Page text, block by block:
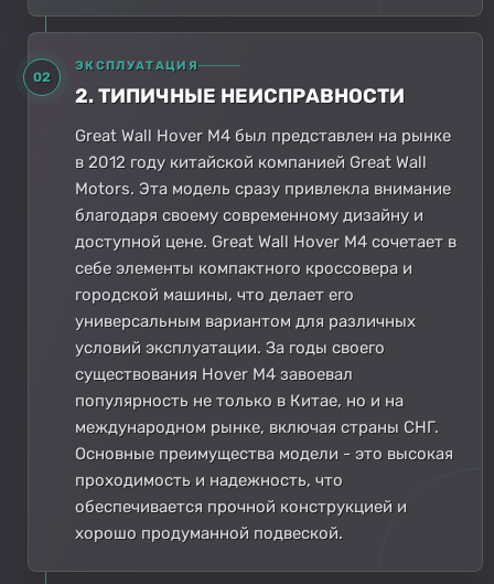
02
ЭКСПЛУАТАЦИЯ
2. ТИПИЧНЫЕ НЕИСПРАВНОСТИ
Great Wall Hover M4 был представлен на рынке
в 2012 году китайской компанией Great Wall
Motors. Эта модель сразу привлекла внимание
благодаря своему современному дизайну и
доступной цене. Great Wall Hover M4 сочетает в
себе элементы компактного кроссовера и
городской машины, что делает его
универсальным вариантом для различных
условий эксплуатации. За годы своего
существования Hover M4 завоевал
популярность не только в Китае, но и на
международном рынке, включая страны СНГ.
Основные преимущества модели - это высокая
проходимость и надежность, что
обеспечивается прочной конструкцией и
хорошо продуманной подвеской.